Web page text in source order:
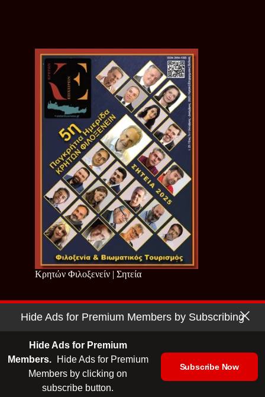
Κρητών Φιλοξενείν | Σητεία
Copyright © 2026 - Cretan Business | Κρητών Επιχειρείν
| Ταυτότητα | Media Kit
Hide Ads for Premium Members by Subscribing
Hide Ads for Premium
Members.
Hide Ads for Premium
Members by clicking on
subscribe button.
Subscribe Now